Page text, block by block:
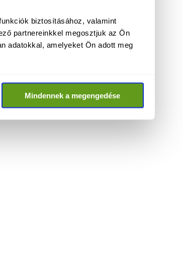
biztosításához, valamint
partnereinkkel megosztjuk az Ön
adatokkal, amelyeket Ön adott meg
Mindennek a megengedése